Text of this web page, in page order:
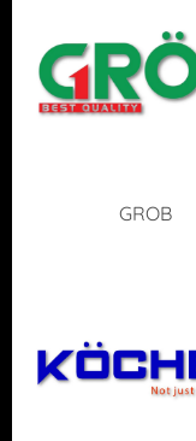
GROB